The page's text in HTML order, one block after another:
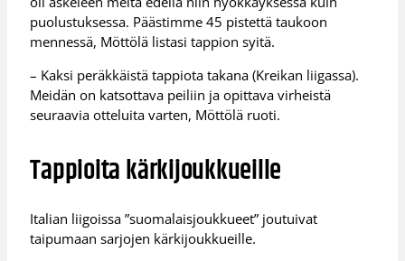
puolustuksessa. Päästimme 45 pistettä taukoon
mennessä, Möttölä listasi tappion syitä.
– Kaksi peräkkäistä tappiota takana (Kreikan liigassa).
Meidän on katsottava peiliin ja opittava virheistä
seuraavia otteluita varten, Möttölä ruoti.
Tappioita kärkijoukkueille
Italian liigoissa ”suomalaisjoukkueet” joutuivat
taipumaan sarjojen kärkijoukkueille.